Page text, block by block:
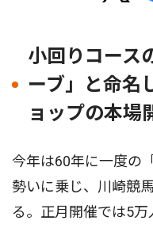
小回りコース
ーブ」と命名
ョップの本場
今年は60年に一度の
勢いに乗じ、川崎競
る。正月開催では5